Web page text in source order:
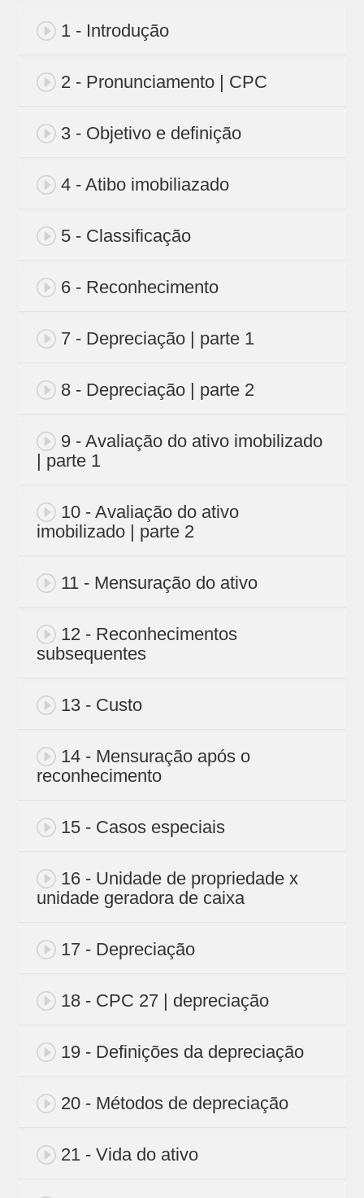
1 - Introdução
2 - Pronunciamento | CPC
3 - Objetivo e definição
4 - Atibo imobiliazado
5 - Classificação
6 - Reconhecimento
7 - Depreciação | parte 1
8 - Depreciação | parte 2
9 - Avaliação do ativo imobilizado
| parte 1
10 - Avaliação do ativo
imobilizado | parte 2
11 - Mensuração do ativo
12 - Reconhecimentos
subsequentes
13 - Custo
14 - Mensuração após o
reconhecimento
15 - Casos especiais
16 - Unidade de propriedade x
unidade geradora de caixa
17 - Depreciação
18 - CPC 27 | depreciação
19 - Definições da depreciação
20 - Métodos de depreciação
21 - Vida do ativo